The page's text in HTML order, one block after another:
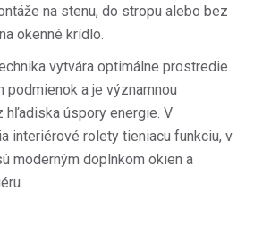
na stenu, do stropu alebo bez
okenné krídlo.
vytvára optimálne prostredie
podmienok a je významnou
úspory energie. V
interiérové rolety tieniacu funkciu, v
moderným doplnkom okien a